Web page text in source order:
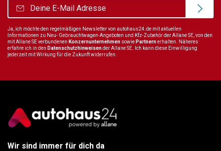
Ja, ich möchte den regelmäßigen Newsletter von autohaus24.de mit aktuellen
Informationen zu Neu- Gebrauchtwagen-Angeboten und Kfz-Zubehör der Allane SE, von den
mit Allane SE verbundenen Konzernunternehmen sowie Partnernerhalten. Näheres
erfahre ich in den Datenschutzhinweisender Allane SE. Ich kann diese Einwilligung
jederzeit mit Wirkung für die Zukunft widerrufen.
Wir sind immer für dich da